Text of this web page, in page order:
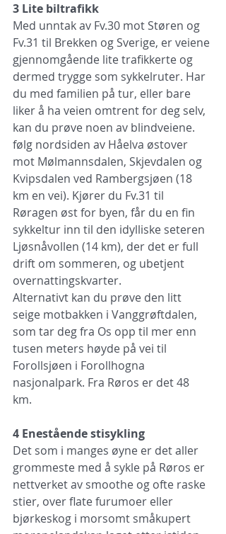
3 Lite biltrafikk
Med unntak av Fv.30 mot Støren og
Fv.31 til Brekken og Sverige, er veiene
gjennomgående lite trafikkerte og
dermed trygge som sykkelruter. Har
du med familien på tur, eller bare
liker å ha veien omtrent for deg selv,
kan du prøve noen av blindveiene.
følg nordsiden av Håelva østover
mot Mølmannsdalen, Skjevdalen og
Kvipsdalen ved Rambergsjøen (18
km en vei). Kjører du Fv.31 til
Røragen øst for byen, får du en fin
sykkeltur inn til den idylliske seteren
Ljøsnåvollen (14 km), der det er full
drift om sommeren, og ubetjent
overnattingskvarter.
Alternativt kan du prøve den litt
seige motbakken i Vanggrøftdalen,
som tar deg fra Os opp til mer enn
tusen meters høyde på vei til
Forollsjøen i Forollhogna
nasjonalpark. Fra Røros er det 48
km.
4 Enestående stisykling
Det som i manges øyne er det aller
grommeste med å sykle på Røros er
nettverket av smoothe og ofte raske
stier, over flate furumoer eller
bjørkeskog i morsomt småkupert